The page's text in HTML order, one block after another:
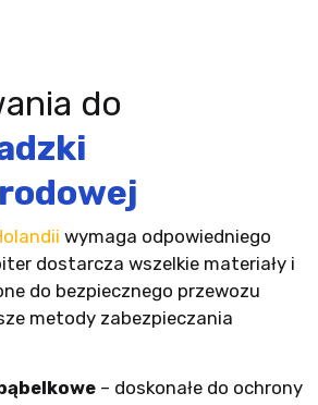
do
wymaga odpowiedniego
dostarcza wszelkie materiały i
do bezpiecznego przewozu
metody zabezpieczania
– doskonałe do ochrony